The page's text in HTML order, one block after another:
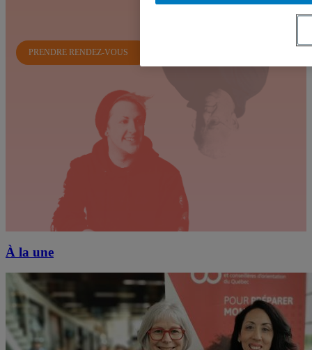
PRENDRE RENDEZ-VOUS
À la une